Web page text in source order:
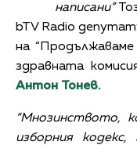
написани”
bTV Radio
на
здравната
Антон Тонев.
“Мнозинството,
изборния